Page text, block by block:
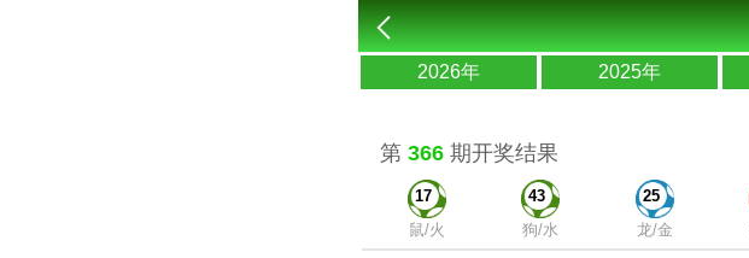
2026年 2025年
第 366期开奖结果
17
鼠/火
43
狗/水
25
龙/金